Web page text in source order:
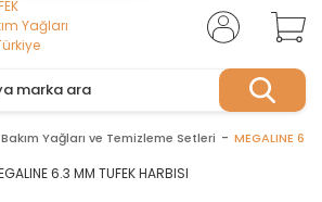
Bakım Yağları ve Temizleme Setleri MEGALINE 6.3